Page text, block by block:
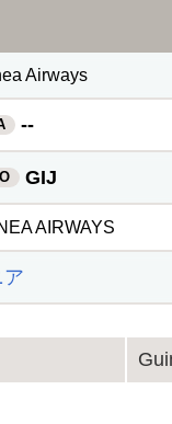
Airways
--
GIJ
AIRWAYS
ア